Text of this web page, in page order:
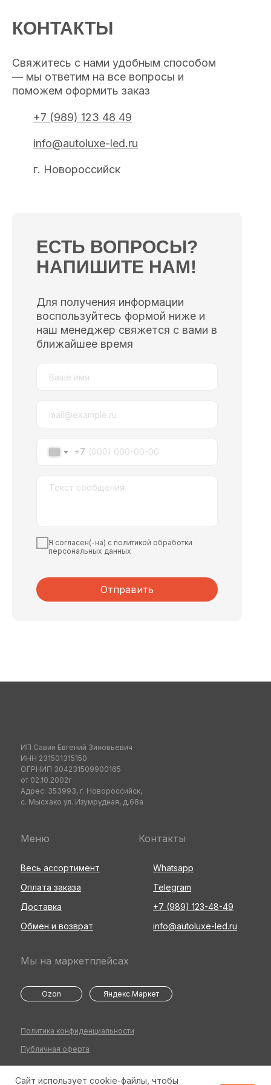
КОНТАКТЫ
ЕСТЬ ВОПРОСЫ?
НАПИШИТЕ НАМ!
Свяжитесь с нами удобным способом
— мы ответим на все вопросы и
поможем оформить заказ
Для получения информации
воспользуйтесь формой ниже и
наш менеджер свяжется с вами в
ближайшее время
+7 (989) 123 48 49
info@autoluxe-led.ru
г. Новороссийск
+7
Я согласен(-на) с политикой обработки
персональных данных
Отправить
ИП Савин Евгений Зиновьевич
ИНН 231501315150
ОГРНИП 304231509900165
от 02.10.2002г
Адрес: 353993, г. Новороссийск,
с. Мысхако ул. Изумрудная, д.68а
Политика конфиденциальности
Публичная оферта
Обмен и возврат
Доставка
Оплата заказа
info@autoluxe-led.ru
Меню
Мы на маркетплейсах
Контакты
+7 (989) 123-48-49
Telegram
Весь ассортимент Whatsapp
Ozon Яндекс.Маркет
Сайт использует cookie-файлы, чтобы